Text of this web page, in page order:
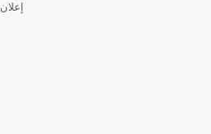
إعلان